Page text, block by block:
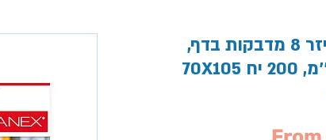
מדבקות לייזר 8 מדבקות בדף,